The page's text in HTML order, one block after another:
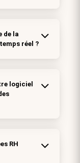
de la
réel ?
logiciel
RH